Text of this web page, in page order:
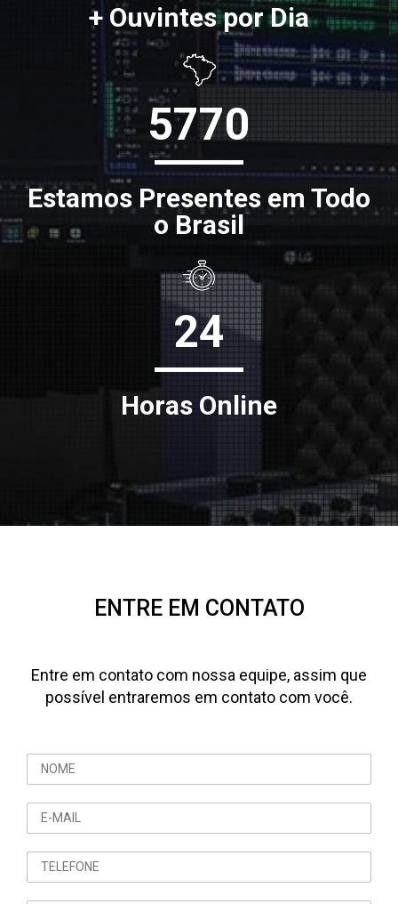
+ Ouvintes por Dia
5770
Estamos Presentes em Todo
o Brasil
24
Horas Online
ENTRE EM CONTATO
Entre em contato com nossa equipe, assim que
possível entraremos em contato com você.